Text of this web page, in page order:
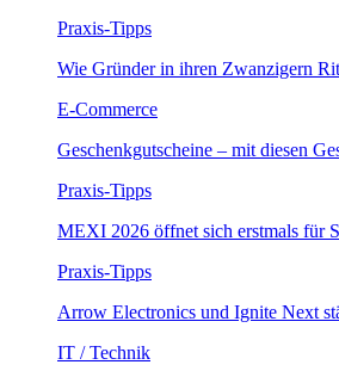
Praxis-Tipps
Wie Gründer in ihren Zwanzigern
E-Commerce
Geschenkgutscheine – mit diesen
Praxis-Tipps
MEXI 2026 öffnet sich erstmals für
Praxis-Tipps
Arrow Electronics und Ignite Next
IT / Technik